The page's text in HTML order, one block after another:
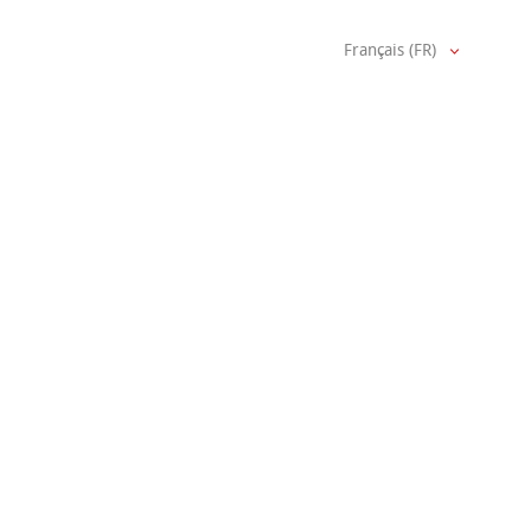
Français (FR)